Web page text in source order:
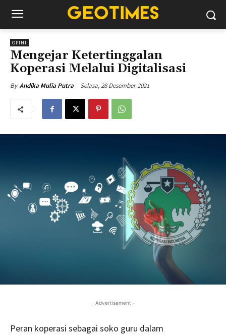
OPINI
Mengejar Ketertinggalan
Koperasi Melalui Digitalisasi
By Andika Mulia Putra Selasa, 28 Desember 2021
- Advertisement -
Peran koperasi sebagai soko guru dalam